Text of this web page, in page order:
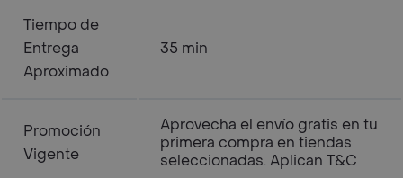
Tiempo de
Entrega
Aproximado
35 min
Promoción
Vigente
Aprovecha el envío gratis en tu
primera compra en tiendas
seleccionadas. Aplican T&C